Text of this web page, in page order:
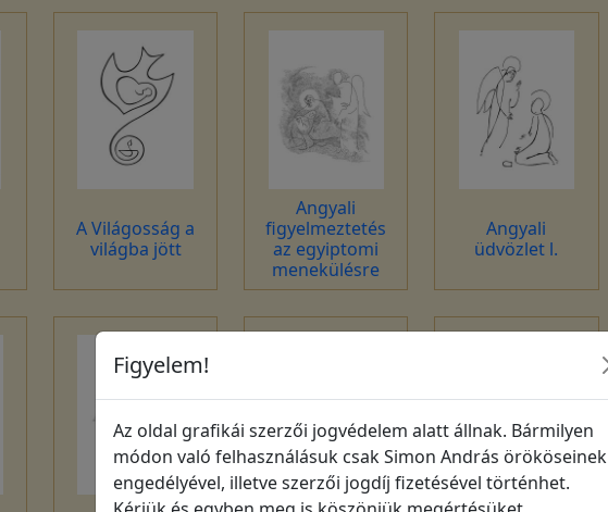
A Világosság a
világba jött
Angyali
figyelmeztetés
az egyiptomi
menekülésre
Angyali
üdvözlet l.
Figyelem!
Az oldal grafikái szerzői jogvédelem alatt állnak. Bármilyen
módon való felhasználásuk csak Simon András örököseinek
engedélyével, illetve szerzői jogdíj fizetésével történhet.